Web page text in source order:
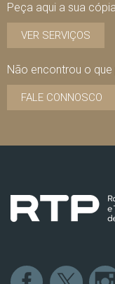
Peça aqui a sua
VER SERVIÇOS
Não encontrou o que
FALE CONNOSCO